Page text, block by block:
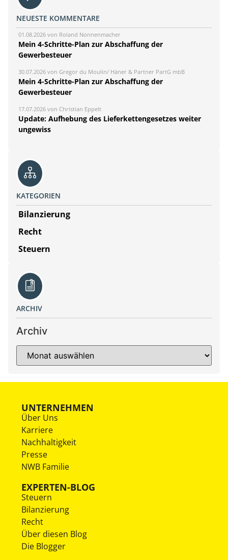
NEUESTE KOMMENTARE
01.08.2026 von Roland Nonnenmacher
Mein 4-Schritte-Plan zur Abschaffung der
Gewerbesteuer
30.07.2026 von Gregor du Moulin/ Häner & Partner PartG mbB
Mein 4-Schritte-Plan zur Abschaffung der
Gewerbesteuer
17.07.2026 von Christian Eppelt
Update: Aufhebung des Lieferkettengesetzes weiter
ungewiss
KATEGORIEN
Bilanzierung
Recht
Steuern
ARCHIV
Archiv
UNTERNEHMEN
Über Uns
Karriere
Nachhaltigkeit
Presse
NWB Familie
EXPERTEN-BLOG
Steuern
Bilanzierung
Recht
Über diesen Blog
Die Blogger